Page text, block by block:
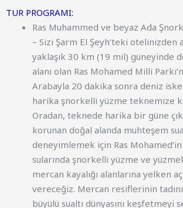
TUR PROGRAMI:
Ras Muhammed ve beyaz Ada
– Sizi Şarm El Şeyh’teki otelinizden
yaklaşık 30 km (19 mil) güneyinde
alanı olan Ras Mohamed Milli
Arabayla 20 dakika sonra deniz
harika şnorkelli yüzme teknemize
Oradan, teknede harika bir güne
korunan doğal alanda muhteşem
deneyimlemek için Ras Mohamed’in
sularında şnorkelli yüzme ve
mercan kayalığı alanlarına yelken
vereceğiz. Mercan resiflerinin tadını
büyülü sualtı dünyasını keşfetmeyi